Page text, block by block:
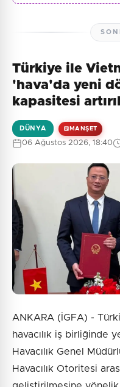
Türkiye ile
'hava'da yeni
kapasitesi
DÜNYA MANŞET
06 Ağustos 2026, 18:40
ANKARA (İGFA) -
havacılık iş birliğinde
Havacılık Genel
Havacılık Otoritesi